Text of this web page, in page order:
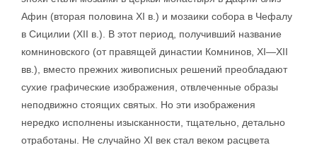
Афин (вторая половина XI в.) и мозаики собора в Чефалу
в Сицилии (XII в.). В этот период, получивший название
комниновского (от правящей династии Комнинов, XI—XII
вв.), вместо прежних живописных решений преобладают
сухие графические изображения, отвлеченные образы
неподвижно стоящих святых. Но эти изображения
нередко исполнены изысканности, тщательно, детально
отработаны. Не случайно XI век стал веком расцвета